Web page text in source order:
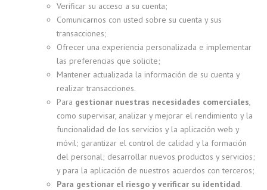
Verificar su acceso a su cuenta;
Comunicarnos con usted sobre su cuenta y sus
transacciones;
Ofrecer una experiencia personalizada e implementar
las preferencias que solicite;
Mantener actualizada la información de su cuenta y
realizar transacciones.
Para gestionar nuestras necesidades comerciales,
como supervisar, analizar y mejorar el rendimiento y la
funcionalidad de los servicios y la aplicación web y
móvil; garantizar el control de calidad y la formación
del personal; desarrollar nuevos productos y servicios;
y para la aplicación de nuestros acuerdos con terceros;
Para gestionar el riesgo y verificar su identidad.